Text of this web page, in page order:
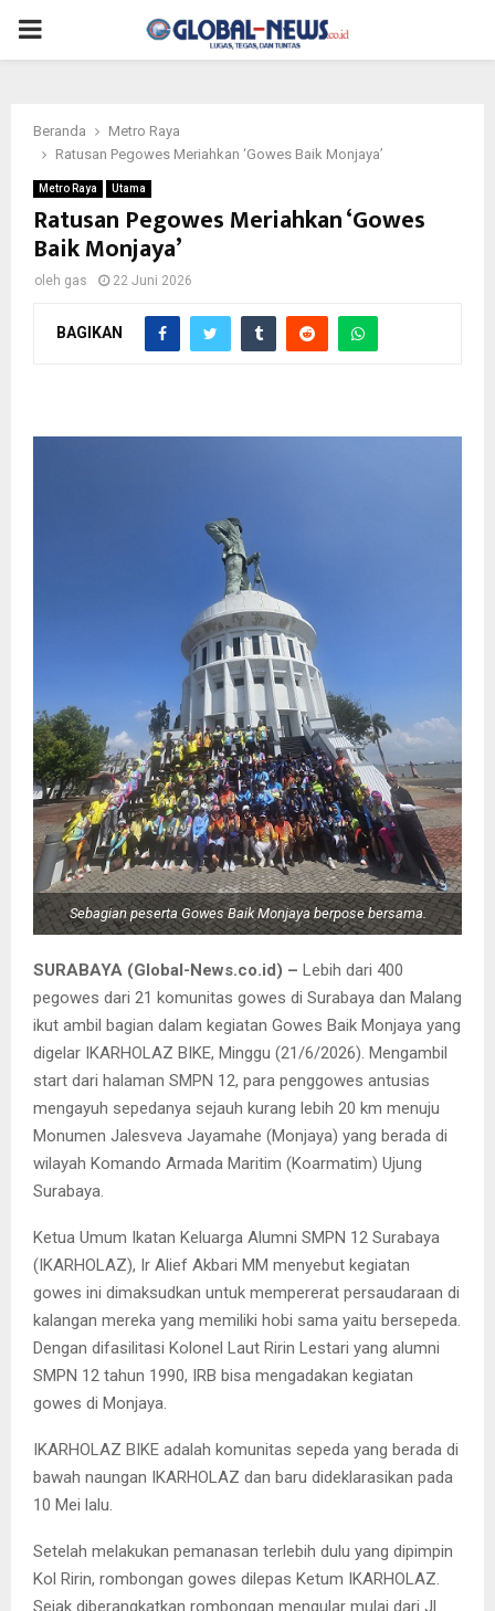
PRIMARY
Beranda
Metro Raya
Ratusan Pegowes Meriahkan ‘Gowes Baik Monjaya’
Metro Raya Utama
Ratusan Pegowes Meriahkan ‘Gowes
Baik Monjaya’
oleh gas 22 Juni 2026
BAGIKAN
Sebagian peserta Gowes Baik Monjaya berpose bersama.
SURABAYA (Global-News.co.id) – Lebih dari 400
pegowes dari 21 komunitas gowes di Surabaya dan Malang
ikut ambil bagian dalam kegiatan Gowes Baik Monjaya yang
digelar IKARHOLAZ BIKE, Minggu (21/6/2026). Mengambil
start dari halaman SMPN 12, para penggowes antusias
mengayuh sepedanya sejauh kurang lebih 20 km menuju
Monumen Jalesveva Jayamahe (Monjaya) yang berada di
wilayah Komando Armada Maritim (Koarmatim) Ujung
Surabaya.
Ketua Umum Ikatan Keluarga Alumni SMPN 12 Surabaya
(IKARHOLAZ), Ir Alief Akbari MM menyebut kegiatan
gowes ini dimaksudkan untuk mempererat persaudaraan di
kalangan mereka yang memiliki hobi sama yaitu bersepeda.
Dengan difasilitasi Kolonel Laut Ririn Lestari yang alumni
SMPN 12 tahun 1990, IRB bisa mengadakan kegiatan
gowes di Monjaya.
IKARHOLAZ BIKE adalah komunitas sepeda yang berada di
bawah naungan IKARHOLAZ dan baru dideklarasikan pada
10 Mei lalu.
Setelah melakukan pemanasan terlebih dulu yang dipimpin
Kol Ririn, rombongan gowes dilepas Ketum IKARHOLAZ.
Sejak diberangkatkan rombongan mengular mulai dari Jl